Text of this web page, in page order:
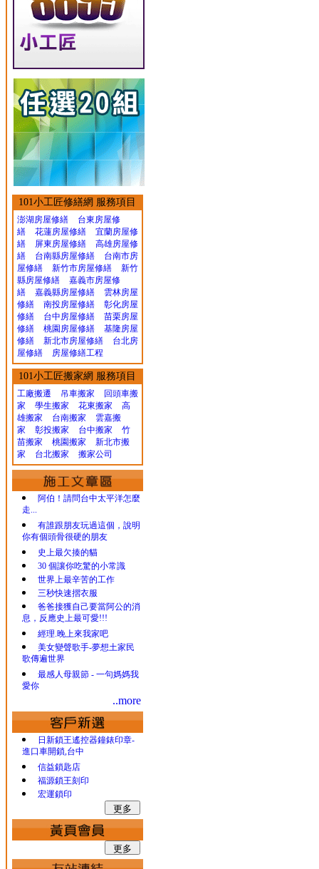
101小工匠修繕網 服務項目
澎湖房屋修繕
台東房屋修
繕
花蓮房屋修繕
宜蘭房屋修
繕
屏東房屋修繕
高雄房屋修
繕
台南縣房屋修繕
台南市房
屋修繕
新竹市房屋修繕
新竹
縣房屋修繕
嘉義市房屋修
繕
嘉義縣房屋修繕
雲林房屋
修繕
南投房屋修繕
彰化房屋
修繕
台中房屋修繕
苗栗房屋
修繕
桃園房屋修繕
基隆房屋
修繕
新北市房屋修繕
台北房
屋修繕
房屋修繕工程
101小工匠搬家網 服務項目
工廠搬遷 吊車搬家
回頭車搬
家
學生搬家 花東搬家
高
雄搬家
台南搬家
雲嘉搬
家
彰投搬家 台中搬家
竹
苗搬家
桃園搬家
新北市搬
家
台北搬家 搬家公司
阿伯！請問台中太平洋怎麼
走...
有誰跟朋友玩過這個，說明
你有個頭骨很硬的朋友
史上最欠揍的貓
30 個讓你吃驚的小常識
世界上最辛苦的工作
三秒快速摺衣服
爸爸接獲自己要當阿公的消
息，反應史上最可愛!!!
經理.晚上來我家吧
美女變聲歌手-夢想土家民
歌傳遍世界
最感人母親節 - 一句媽媽我
愛你
..more
日新鎖王遙控器鐘錶印章-
進口車開鎖,台中
信益鎖匙店
福源鎖王刻印
宏運鎖印